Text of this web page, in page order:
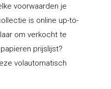
voorwaarden je
is online up-to-
om verkocht te
prijslijst?
volautomatisch
Winkel inrichting
Collectie 2026
USP’S
Schröder
USP’S
Collectie 2026
Private label
Punto
Qlinea
Maatwerk producten
Comodo
Duurzame keuken
Een eigen winkel
ondersteuning
Hagro Dealer Support
HDS partners &
Wat is HDS?
Culitech selectie
Prijzen
Showroom en winkel
Contact
Hagro Team
HDS
Software